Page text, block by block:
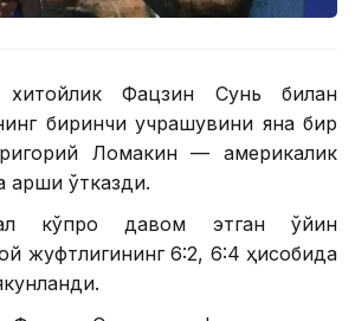
Фацзин Сунь билан
биринчи учрашувини яна бир
Ломакин — америкалик
қарши ўтказди.
кўпроқ давом этган ўйин
жуфтлигининг 6:2, 6:4 ҳисобида